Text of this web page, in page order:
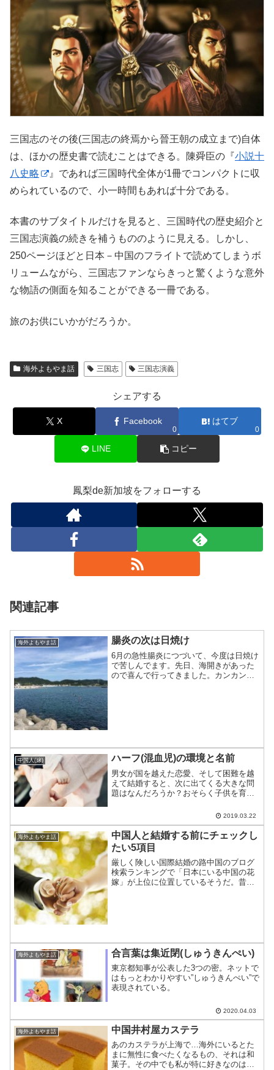
三国志のその後(三国志の終焉から晉王朝の成立まで)自体
は、ほかの歴史書で読むことはできる。陳舜臣の『小説十
八史略
』であれば三国時代全体が1冊でコンパクトに収
められているので、小一時間もあれば十分である。
本書のサブタイトルだけを見ると、三国時代の歴史紹介と
三国志演義の続きを補うもののように見える。しかし、
250ページほどと日本－中国のフライトで読めてしまうボ
リュームながら、三国志ファンならきっと驚くような意外
な物語の側面を知ることができる一冊である。
旅のお供にいかがだろうか。
海外よもやま話 三国志 三国志演義
シェアする
X Facebook
0
はてブ
0
LINE コピー
鳳梨de新加坡をフォローする
関連記事
海外よもやま話 腸炎の次は日焼け
6月の急性腸炎につづいて、今度は日焼け
で苦しんでます。先日、海開きがあった
ので喜んで行ってきました。カンカン照
中国人(嫁) ハーフ(混血児)の環境と名前
男女が国を越えた恋愛、そして困難を越
えて結婚すると、次に出てくる大きな問
題はなんだろうか？おそらく子供を育て
名前をどうするか？についてわが家がど
2019.03.22
海外よもやま話
中国人と結婚する前にチェックし
たい5項目
厳しく険しい国際結婚の路中国のブログ
検索ランキングで「日本にいる中国の花
嫁」が上位に位置しているそうだ。昔に
海外よもやま話 合言葉は集近閉(しゅうきんぺい)
東京都知事が公表した3つの密。ネットで
はもっとわかりやすい”しゅうきんぺい”で
表現されている。
2020.04.03
海外よもやま話 中国井村屋カステラ
あのカステラが上海で…海外にいるとた
まに無性に食べたくなるもの、それは和
菓子。その中でも私が特に好きなのは、